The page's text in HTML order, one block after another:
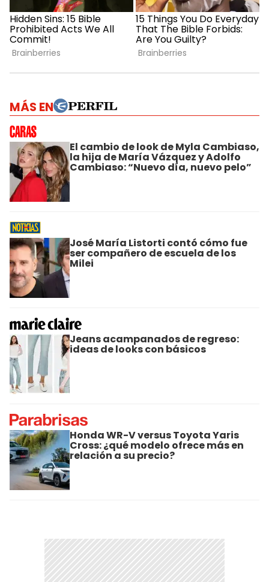
MÁS EN
El cambio de look de Myla Cambiaso,
la hija de María Vázquez y Adolfo
Cambiaso: “Nuevo día, nuevo pelo”
José María Listorti contó cómo fue
ser compañero de escuela de los
Milei
Jeans acampanados de regreso:
ideas de looks con básicos
Honda WR-V versus Toyota Yaris
Cross: ¿qué modelo ofrece más en
relación a su precio?